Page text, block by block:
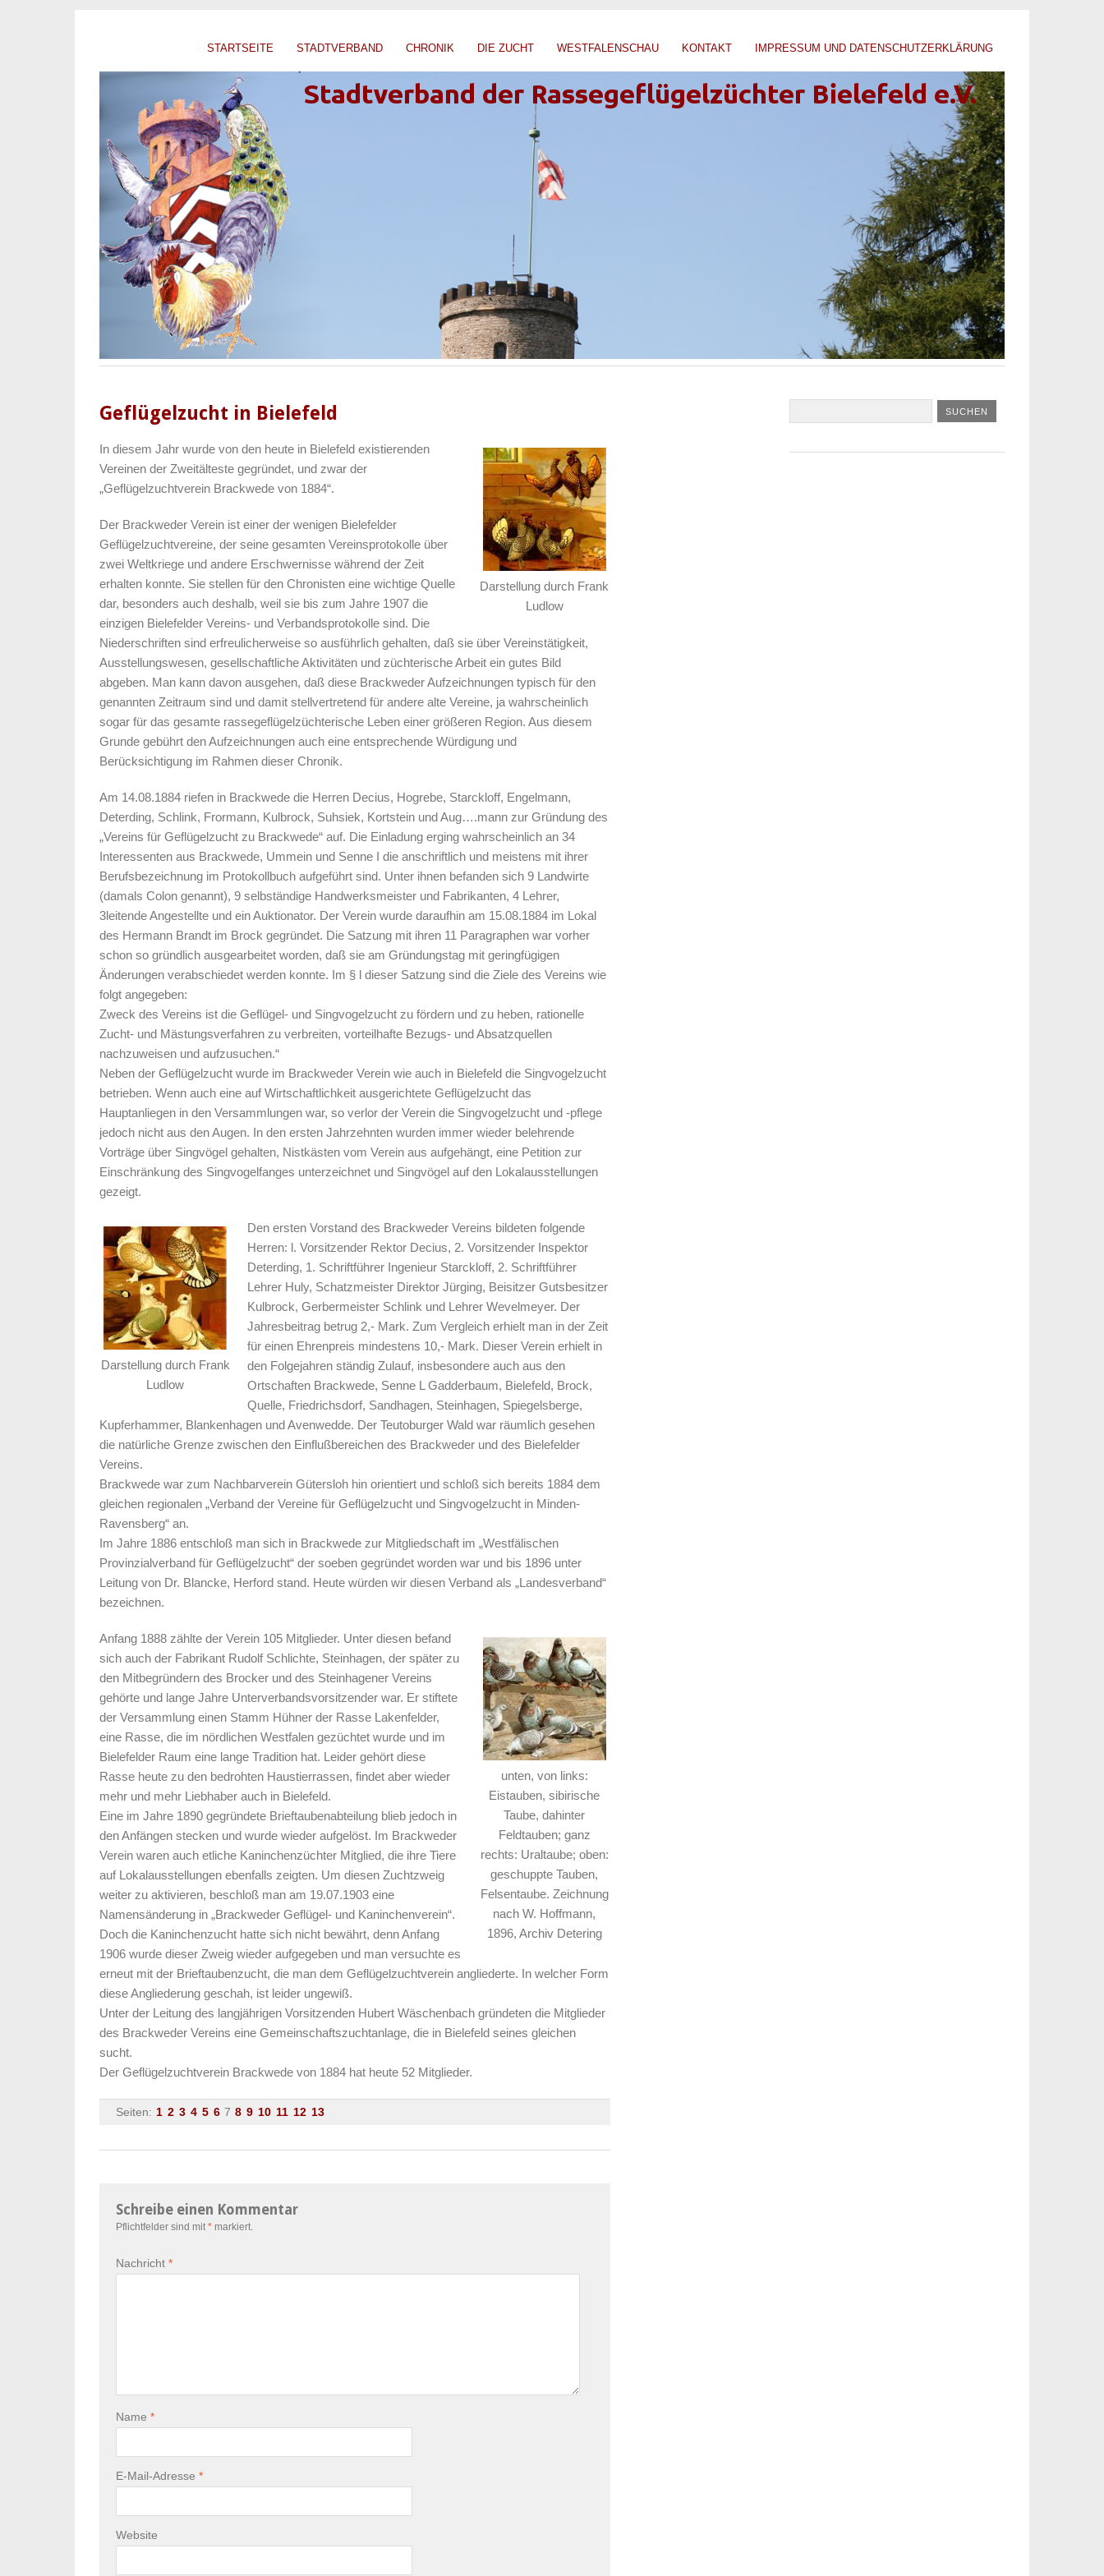
STARTSEITE STADTVERBAND CHRONIK DIE ZUCHT WESTFALENSCHAU KONTAKT IMPRESSUM UND DATENSCHUTZERKLÄRUNG
Geflügelzucht in Bielefeld
Darstellung durch Frank
Ludlow
In diesem Jahr wurde von den heute in Bielefeld existierenden
Vereinen der Zweitälteste gegründet, und zwar der
„Geflügelzuchtverein Brackwede von 1884“.
Der Brackweder Verein ist einer der wenigen Bielefelder
Geflügelzuchtvereine, der seine gesamten Vereinsprotokolle über
zwei Weltkriege und andere Erschwernisse während der Zeit
erhalten konnte. Sie stellen für den Chronisten eine wichtige Quelle
dar, besonders auch deshalb, weil sie bis zum Jahre 1907 die
einzigen Bielefelder Vereins- und Verbandsprotokolle sind. Die
Niederschriften sind erfreulicherweise so ausführlich gehalten, daß sie über Vereinstätigkeit,
Ausstellungswesen, gesellschaftliche Aktivitäten und züchterische Arbeit ein gutes Bild
abgeben. Man kann davon ausgehen, daß diese Brackweder Aufzeichnungen typisch für den
genannten Zeitraum sind und damit stellvertretend für andere alte Vereine, ja wahrscheinlich
sogar für das gesamte rassegeflügelzüchterische Leben einer größeren Region. Aus diesem
Grunde gebührt den Aufzeichnungen auch eine entsprechende Würdigung und
Berücksichtigung im Rahmen dieser Chronik.
Am 14.08.1884 riefen in Brackwede die Herren Decius, Hogrebe, Starckloff, Engelmann,
Deterding, Schlink, Frormann, Kulbrock, Suhsiek, Kortstein und Aug….mann zur Gründung des
„Vereins für Geflügelzucht zu Brackwede“ auf. Die Einladung erging wahrscheinlich an 34
Interessenten aus Brackwede, Ummein und Senne I die anschriftlich und meistens mit ihrer
Berufsbezeichnung im Protokollbuch aufgeführt sind. Unter ihnen befanden sich 9 Landwirte
(damals Colon genannt), 9 selbständige Handwerksmeister und Fabrikanten, 4 Lehrer,
3leitende Angestellte und ein Auktionator. Der Verein wurde daraufhin am 15.08.1884 im Lokal
des Hermann Brandt im Brock gegründet. Die Satzung mit ihren 11 Paragraphen war vorher
schon so gründlich ausgearbeitet worden, daß sie am Gründungstag mit geringfügigen
Änderungen verabschiedet werden konnte. Im § l dieser Satzung sind die Ziele des Vereins wie
folgt angegeben:
Zweck des Vereins ist die Geflügel- und Singvogelzucht zu fördern und zu heben, rationelle
Zucht- und Mästungsverfahren zu verbreiten, vorteilhafte Bezugs- und Absatzquellen
nachzuweisen und aufzusuchen.“
Neben der Geflügelzucht wurde im Brackweder Verein wie auch in Bielefeld die Singvogelzucht
betrieben. Wenn auch eine auf Wirtschaftlichkeit ausgerichtete Geflügelzucht das
Hauptanliegen in den Versammlungen war, so verlor der Verein die Singvogelzucht und -pflege
jedoch nicht aus den Augen. In den ersten Jahrzehnten wurden immer wieder belehrende
Vorträge über Singvögel gehalten, Nistkästen vom Verein aus aufgehängt, eine Petition zur
Einschränkung des Singvogelfanges unterzeichnet und Singvögel auf den Lokalausstellungen
gezeigt.
Darstellung durch Frank
Ludlow
Den ersten Vorstand des Brackweder Vereins bildeten folgende
Herren: l. Vorsitzender Rektor Decius, 2. Vorsitzender Inspektor
Deterding, 1. Schriftführer Ingenieur Starckloff, 2. Schriftführer
Lehrer Huly, Schatzmeister Direktor Jürging, Beisitzer Gutsbesitzer
Kulbrock, Gerbermeister Schlink und Lehrer Wevelmeyer. Der
Jahresbeitrag betrug 2,- Mark. Zum Vergleich erhielt man in der Zeit
für einen Ehrenpreis mindestens 10,- Mark. Dieser Verein erhielt in
den Folgejahren ständig Zulauf, insbesondere auch aus den
Ortschaften Brackwede, Senne L Gadderbaum, Bielefeld, Brock,
Quelle, Friedrichsdorf, Sandhagen, Steinhagen, Spiegelsberge,
Kupferhammer, Blankenhagen und Avenwedde. Der Teutoburger Wald war räumlich gesehen
die natürliche Grenze zwischen den Einflußbereichen des Brackweder und des Bielefelder
Vereins.
Brackwede war zum Nachbarverein Gütersloh hin orientiert und schloß sich bereits 1884 dem
gleichen regionalen „Verband der Vereine für Geflügelzucht und Singvogelzucht in Minden-
Ravensberg“ an.
Im Jahre 1886 entschloß man sich in Brackwede zur Mitgliedschaft im „Westfälischen
Provinzialverband für Geflügelzucht“ der soeben gegründet worden war und bis 1896 unter
Leitung von Dr. Blancke, Herford stand. Heute würden wir diesen Verband als „Landesverband“
bezeichnen.
unten, von links:
Eistauben, sibirische
Taube, dahinter
Feldtauben; ganz
rechts: Uraltaube; oben:
geschuppte Tauben,
Felsentaube. Zeichnung
nach W. Hoffmann,
1896, Archiv Detering
Anfang 1888 zählte der Verein 105 Mitglieder. Unter diesen befand
sich auch der Fabrikant Rudolf Schlichte, Steinhagen, der später zu
den Mitbegründern des Brocker und des Steinhagener Vereins
gehörte und lange Jahre Unterverbandsvorsitzender war. Er stiftete
der Versammlung einen Stamm Hühner der Rasse Lakenfelder,
eine Rasse, die im nördlichen Westfalen gezüchtet wurde und im
Bielefelder Raum eine lange Tradition hat. Leider gehört diese
Rasse heute zu den bedrohten Haustierrassen, findet aber wieder
mehr und mehr Liebhaber auch in Bielefeld.
Eine im Jahre 1890 gegründete Brieftaubenabteilung blieb jedoch in
den Anfängen stecken und wurde wieder aufgelöst. Im Brackweder
Verein waren auch etliche Kaninchenzüchter Mitglied, die ihre Tiere
auf Lokalausstellungen ebenfalls zeigten. Um diesen Zuchtzweig
weiter zu aktivieren, beschloß man am 19.07.1903 eine
Namensänderung in „Brackweder Geflügel- und Kaninchenverein“.
Doch die Kaninchenzucht hatte sich nicht bewährt, denn Anfang
1906 wurde dieser Zweig wieder aufgegeben und man versuchte es
erneut mit der Brieftaubenzucht, die man dem Geflügelzuchtverein angliederte. In welcher Form
diese Angliederung geschah, ist leider ungewiß.
Unter der Leitung des langjährigen Vorsitzenden Hubert Wäschenbach gründeten die Mitglieder
des Brackweder Vereins eine Gemeinschaftszuchtanlage, die in Bielefeld seines gleichen
sucht.
Der Geflügelzuchtverein Brackwede von 1884 hat heute 52 Mitglieder.
Seiten: 1 2 3 4 5 6 7 8 9 10 11 12 13
Schreibe einen Kommentar
Pflichtfelder sind mit * markiert.
Nachricht *
Name *
E-Mail-Adresse *
Website